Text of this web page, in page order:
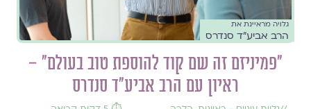
גלויה מראיינת את
הרב אביע״ד סנדרס
״פמיניזם זה שם קוד להוספת טוב בעולם״ –
ראיון עם הרב אביע"ד סנדרס